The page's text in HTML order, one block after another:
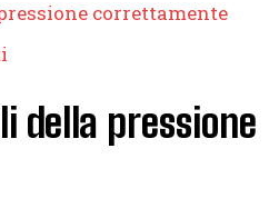
correttamente
della pressione